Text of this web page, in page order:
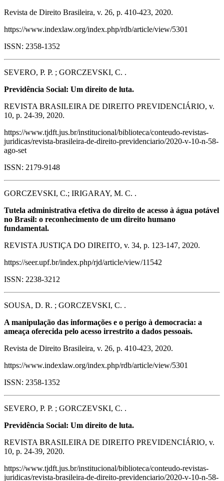
Revista de Direito Brasileira, v. 26, p. 410-423, 2020.
https://www.indexlaw.org/index.php/rdb/article/view/5301
ISSN: 2358-1352
SEVERO, P. P. ; GORCZEVSKI, C. .
Previdência Social: Um direito de luta.
REVISTA BRASILEIRA DE DIREITO PREVIDENCIÁRIO, v.
10, p. 24-39, 2020.
https://www.tjdft.jus.br/institucional/biblioteca/conteudo-revistas-
juridicas/revista-brasileira-de-direito-previdenciario/2020-v-10-n-58-
ago-set
ISSN: 2179-9148
GORCZEVSKI, C.; IRIGARAY, M. C. .
Tutela administrativa efetiva do direito de acesso à água potável
no Brasil: o reconhecimento de um direito humano
fundamental.
REVISTA JUSTIÇA DO DIREITO, v. 34, p. 123-147, 2020.
https://seer.upf.br/index.php/rjd/article/view/11542
ISSN: 2238-3212
SOUSA, D. R. ; GORCZEVSKI, C. .
A manipulação das informações e o perigo à democracia: a
ameaça oferecida pelo acesso irrestrito a dados pessoais.
Revista de Direito Brasileira, v. 26, p. 410-423, 2020.
https://www.indexlaw.org/index.php/rdb/article/view/5301
ISSN: 2358-1352
SEVERO, P. P. ; GORCZEVSKI, C. .
Previdência Social: Um direito de luta.
REVISTA BRASILEIRA DE DIREITO PREVIDENCIÁRIO, v.
10, p. 24-39, 2020.
https://www.tjdft.jus.br/institucional/biblioteca/conteudo-revistas-
juridicas/revista-brasileira-de-direito-previdenciario/2020-v-10-n-58-